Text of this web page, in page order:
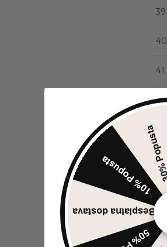
39
40
41
DODATNE INFORMACIJE
Besplatna dostava
10% Popusta30% Popusta